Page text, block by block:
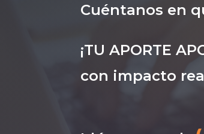
Cuéntanos en
¡TU APORTE
con impacto